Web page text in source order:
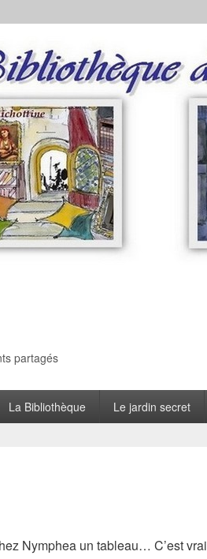
partagés
La Bibliothèque Le jardin secret
Nymphea un tableau… C’est